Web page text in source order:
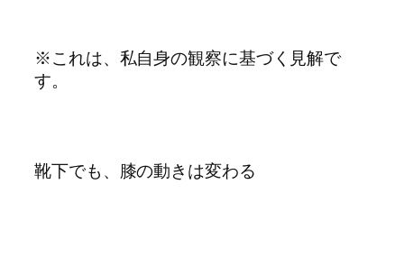
※これは、私自身の観察に基づく見解で
す。
靴下でも、膝の動きは変わる